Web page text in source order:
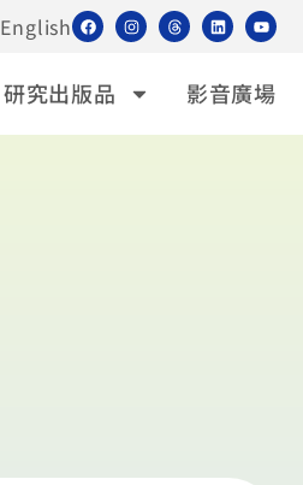
English
研究出版品 影音廣場